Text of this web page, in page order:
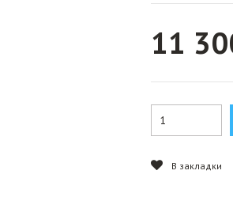
11
В закладки